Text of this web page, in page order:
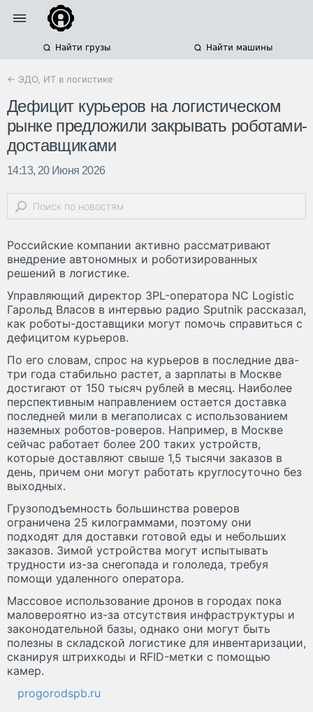
Найти грузы Найти машины
← ЭДО, ИТ в логистике
Дефицит курьеров на логистическом
рынке предложили закрывать роботами-
доставщиками
14:13, 20 Июня 2026
Российские компании активно рассматривают
внедрение автономных и роботизированных
решений в логистике.
Управляющий директор 3PL-оператора NC Logistic
Гарольд Власов в интервью радио Sputnik рассказал,
как роботы-доставщики могут помочь справиться с
дефицитом курьеров.
По его словам, спрос на курьеров в последние два-
три года стабильно растет, а зарплаты в Москве
достигают от 150 тысяч рублей в месяц. Наиболее
перспективным направлением остается доставка
последней мили в мегаполисах с использованием
наземных роботов-роверов. Например, в Москве
сейчас работает более 200 таких устройств,
которые доставляют свыше 1,5 тысячи заказов в
день, причем они могут работать круглосуточно без
выходных.
Грузоподъемность большинства роверов
ограничена 25 килограммами, поэтому они
подходят для доставки готовой еды и небольших
заказов. Зимой устройства могут испытывать
трудности из-за снегопада и гололеда, требуя
помощи удаленного оператора.
Массовое использование дронов в городах пока
маловероятно из-за отсутствия инфраструктуры и
законодательной базы, однако они могут быть
полезны в складской логистике для инвентаризации,
сканируя штрихкоды и RFID-метки с помощью
камер.
progorodspb.ru